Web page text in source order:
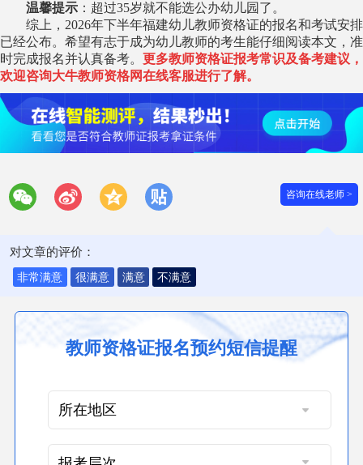
温馨提示 ：超过35岁就不能选公办幼儿园了。
综上，2026年下半年福建幼儿教师资格证的报名和考试安排
已经公布。希望有志于成为幼儿教师的考生能仔细阅读本文，准
时完成报名并认真备考。 更多教师资格证报考常识及备考建议，
欢迎咨询大牛教师资格网在线客服进行了解。
咨询在线老师 >
对文章的评价：
非常满意
很满意 满意 不满意
教师资格证报名预约短信提醒